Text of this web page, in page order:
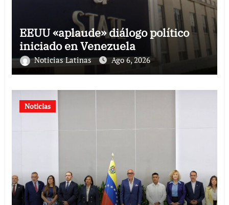
EEUU «aplaude» diálogo político
iniciado en Venezuela
Noticias Latinas Ago 6, 2026
Noticias